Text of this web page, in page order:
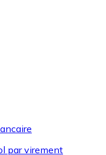
espèces et d'autres
par virement